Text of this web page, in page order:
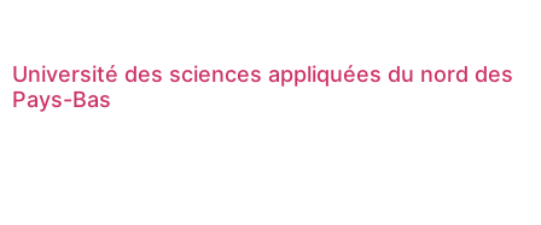
Université des sciences appliquées du nord des
Pays-Bas